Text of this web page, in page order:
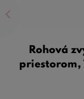
najjednoduchšie
každého, kto si
Shrnutie: Naše
priestorom
sú
kombináciu
Rohová
priestorom,